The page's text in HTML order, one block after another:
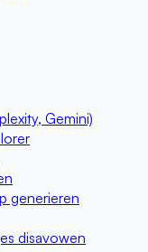
Gemini)
generieren
disavowen